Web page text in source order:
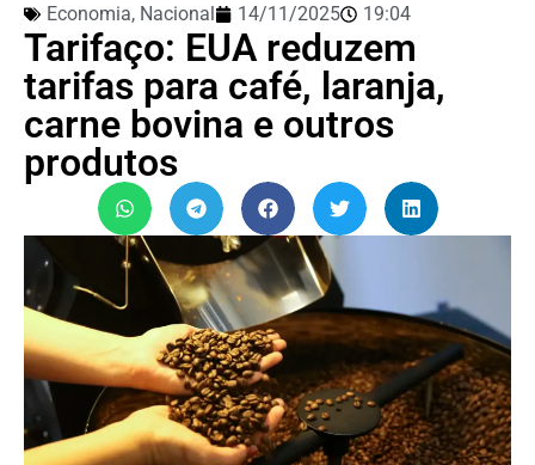
Economia, Nacional 14/11/2025 19:04
Tarifaço: EUA reduzem
tarifas para café, laranja,
carne bovina e outros
produtos